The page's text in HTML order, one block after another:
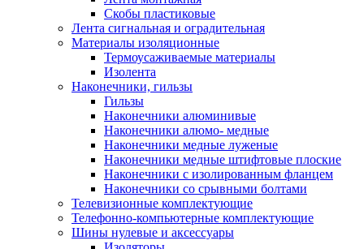
Скобы пластиковые
Лента сигнальная и оградительная
Материалы изоляционные
Термоусаживаемые матeриалы
Изолента
Наконечники, гильзы
Гильзы
Наконечники алюминивые
Наконечники алюмо- медные
Наконечники медные луженые
Наконечники медные штифтовые плоские
Наконечники с изолированным фланцем
Наконечники со срывными болтами
Телевизионные комплектующие
Телефонно-компьютерные комплектующие
Шины нулевые и аксессуары